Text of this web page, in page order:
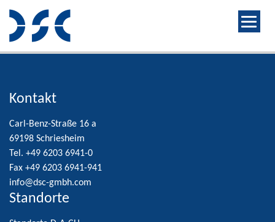
Kontakt
Carl-Benz-Straße 16 a
69198 Schriesheim
Tel. +49 6203 6941-0
Fax +49 6203 6941-941
info@dsc-gmbh.com
Standorte